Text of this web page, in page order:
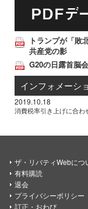
トランプが「敗
共産党の影
G20の日露首脳
インフォメーシ
2019.10.18
消費税率引き上げに合
ザ・リバティWebにつ
有料購読
退会
プライバシーポリシー
訂正・おわび